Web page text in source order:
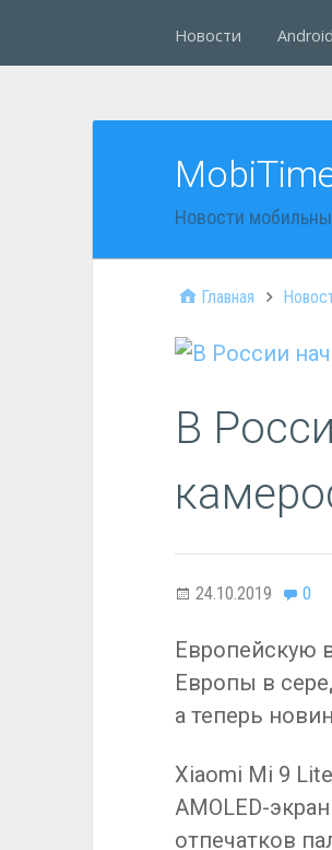
Новости Android
Новости
Главная
В
24.10.2019 0
Европейскую
Европы в
а теперь
Xiaomi Mi 9
AMOLED-
отпечатков